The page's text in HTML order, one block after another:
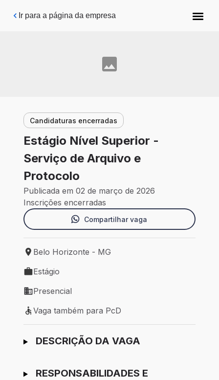
Pular para o conteúdo principal
Ir para a página da empresa
Candidaturas encerradas
Estágio Nível Superior -
Serviço de Arquivo e
Protocolo
Publicada em 02 de março de 2026
Inscrições encerradas
Compartilhar vaga
Local de trabalho: Belo Horizonte - MG
Belo Horizonte - MG
Tipo de vaga: Estágio
Estágio
Modelo de trabalho: Presencial
Presencial
Vaga também para PcD
Vaga também para PcD
Ir para candidatura
DESCRIÇÃO DA VAGA
RESPONSABILIDADES E